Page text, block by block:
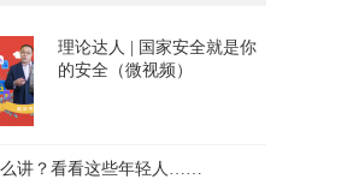
理论达人 | 国家安全就是你
的安全（微视频）
讲？看看这些年轻人……